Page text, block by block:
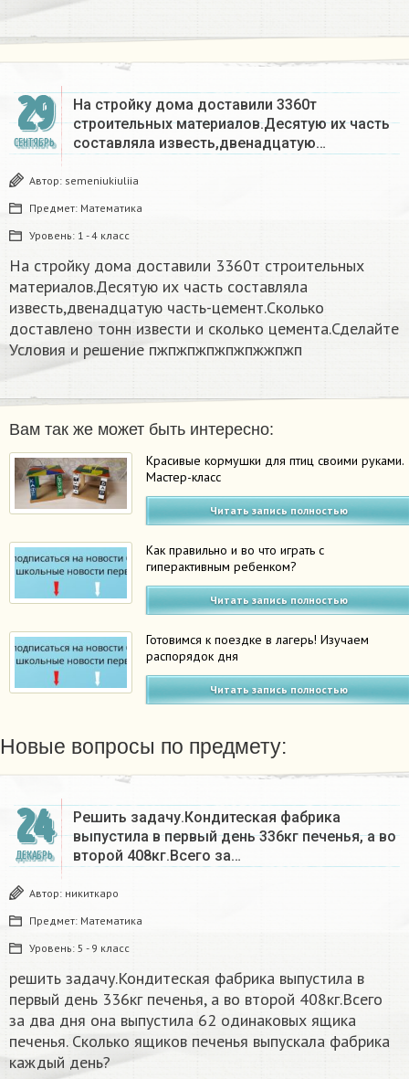
29
СЕНТЯБРЬ
На стройку дома доставили 3360т
строительных материалов.Десятую их часть
составляла известь,двенадцатую…
Автор: semeniukiuliia
Предмет: Математика
Уровень: 1 - 4 класс
На стройку дома доставили 3360т строительных
материалов.Десятую их часть составляла
известь,двенадцатую часть-цемент.Сколько
доставлено тонн извести и сколько цемента.Сделайте
Условия и решение пжпжпжпжпжпжжпжп
Вам так же может быть интересно:
Красивые кормушки для птиц своими руками.
Мастер-класс
Читать запись полностью
Как правильно и во что играть с
гиперактивным ребенком?
Читать запись полностью
Готовимся к поездке в лагерь! Изучаем
распорядок дня
Читать запись полностью
Новые вопросы по предмету:
24
ДЕКАБРЬ
Решить задачу.Кондитеская фабрика
выпустила в первый день 336кг печенья, а во
второй 408кг.Всего за…
Автор: никиткаро
Предмет: Математика
Уровень: 5 - 9 класс
решить задачу.Кондитеская фабрика выпустила в
первый день 336кг печенья, а во второй 408кг.Всего
за два дня она выпустила 62 одинаковых ящика
печенья. Сколько ящиков печенья выпускала фабрика
каждый день?